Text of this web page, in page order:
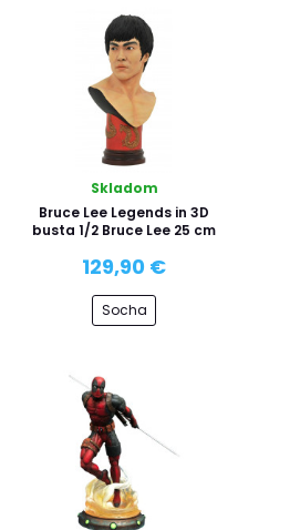
Skladom
Bruce Lee Legends in 3D
busta 1/2 Bruce Lee 25 cm
129,90 €
Socha